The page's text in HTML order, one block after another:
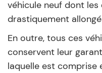
véhicule neuf dont
drastiquement
En outre, tous ces
conservent leur
laquelle est comprise